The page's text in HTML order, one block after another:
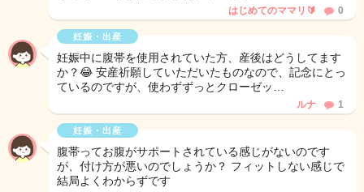
はじめてのママリ🔰 0
妊娠・出産
妊娠中に腹帯を使用されていた方、産後はどうしてます
か？😂 安産祈願していただいたものなので、記念にとっ
ているのですが、使わずずっとクローゼッ…
ルナ 1
妊娠・出産
腹帯ってお腹がサポートされている感じがないのです
が、付け方が悪いのでしょうか？ フィットしない感じで
結局よくわからずです